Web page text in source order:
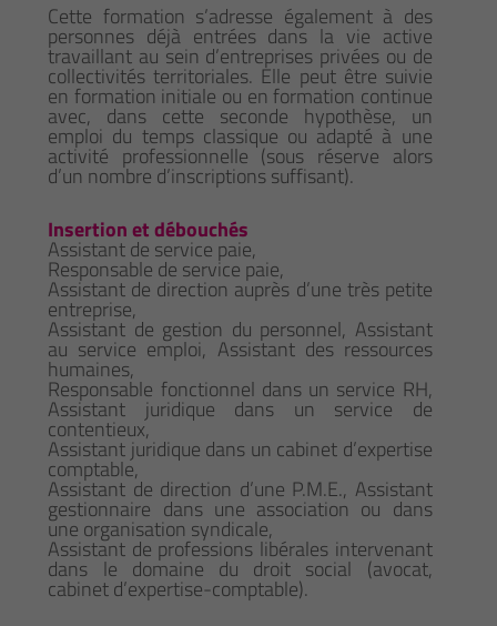
Cette formation s’adresse également à des
personnes déjà entrées dans la vie active
travaillant au sein d’entreprises privées ou de
collectivités territoriales. Elle peut être suivie
en formation initiale ou en formation continue
avec, dans cette seconde hypothèse, un
emploi du temps classique ou adapté à une
activité professionnelle (sous réserve alors
d’un nombre d’inscriptions suffisant).
Insertion et débouchés
Assistant de service paie,
Responsable de service paie,
Assistant de direction auprès d’une très petite
entreprise,
Assistant de gestion du personnel, Assistant
au service emploi, Assistant des ressources
humaines,
Responsable fonctionnel dans un service RH,
Assistant juridique dans un service de
contentieux,
Assistant juridique dans un cabinet d’expertise
comptable,
Assistant de direction d’une P.M.E., Assistant
gestionnaire dans une association ou dans
une organisation syndicale,
Assistant de professions libérales intervenant
dans le domaine du droit social (avocat,
cabinet d’expertise-comptable).